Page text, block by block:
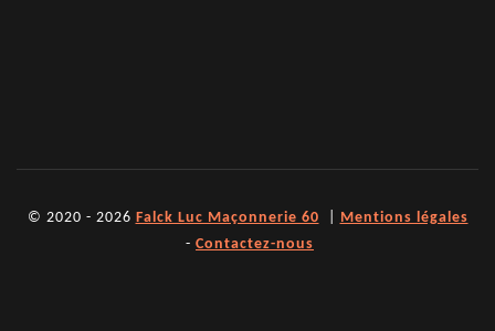
© 2020 - 2026 Falck Luc Maçonnerie 60
Mentions légales
- Contactez-nous